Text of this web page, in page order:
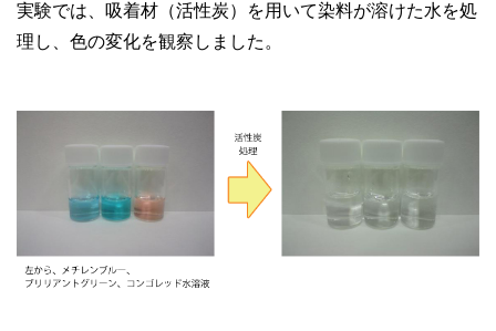
実験では、吸着材（活性炭）を用いて染料が溶けた水を処
理し、色の変化を観察しました。